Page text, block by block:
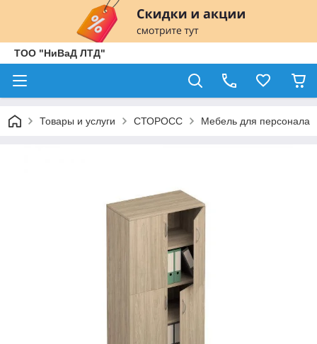
ТОО "НиВаД ЛТД"
Товары и услуги СТОРОСС Мебель для персонала